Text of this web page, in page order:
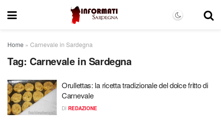
Home » Carnevale in Sardegna
Tag: Carnevale in Sardegna
Orullettas: la ricetta tradizionale del dolce fritto di
Carnevale
DI REDAZIONE